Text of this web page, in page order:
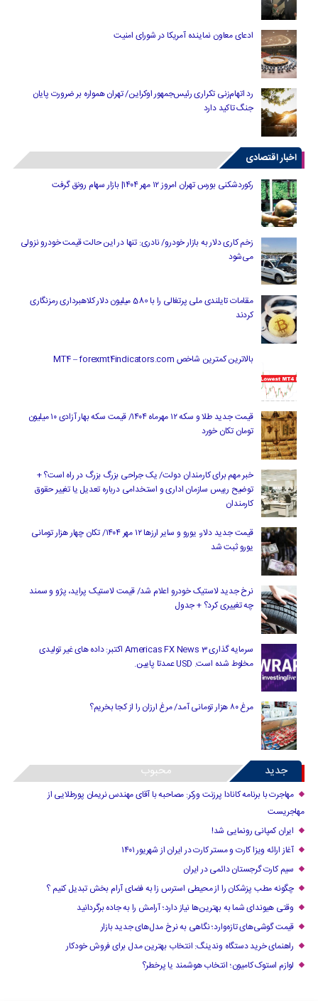
ادعای معاون نماینده آمریکا در شورای امنیت
رد اتهام‌زنی تکراری رئیس‌جمهور اوکراین/ تهران همواره بر ضرورت پایان
جنگ تاکید دارد
اخبار اقتصادی
رکوردشکنی بورس تهران امروز ۱۲ مهر ۱۴۰۴| بازار سهام رونق گرفت
زخم کاری دلار به بازار خودرو/ نادری: تنها در این حالت قیمت خودرو نزولی
می‌شود
مقامات تایلندی ملی پرتغالی را با 580 میلیون دلار کلاهبرداری رمزنگاری
کردند
بالاترین کمترین شاخص MT4 – forexmt4indicators.com
قیمت جدید طلا و سکه ۱۲ مهرماه ۱۴۰۴/ قیمت سکه بهار آزادی ۱۰ میلیون
تومان تکان خورد
خبر مهم برای کارمندان دولت/ یک جراحی بزرگ بزرگ در راه است؟ +
توضیح رییس سازمان اداری و استخدامی درباره تعدیل یا تغییر حقوق
کارمندان
قیمت جدید دلار، یورو و سایر ارزها ۱۲ مهر ۱۴۰۴/ تکان چهار هزار تومانی
یورو ثبت شد
نرخ جدید لاستیک خودرو اعلام شد/ قیمت لاستیک پراید، پژو و سمند
چه تغییری کرد؟ + جدول
سرمایه گذاری Americas FX News 3 اکتبر: داده های غیر تولیدی
مخلوط شده است. USD عمدتا پایین.
مرغ ۸۰ هزار تومانی آمد/ مرغ ارزان را از کجا بخریم؟
جدید محبوب
مهاجرت با برنامه کانادا پرزنت ورکر: مصاحبه با آقای مهندس نریمان پورطلایی از
مهاجریست
ایران کمپانی رونمایی شد!
آغاز ارائه ویزا کارت و مستر کارت در ایران از شهریور ۱۴۰۱
سیم کارت گرجستان دائمی در ایران
چگونه مطب پزشکان را از محیطی استرس زا به فضای آرام بخش تبدیل کنیم ؟
وقتی هیوندای شما به بهترین‌ها نیاز دارد؛ آرامش را به جاده برگردانید
قیمت گوشی‌های تازه‌وارد؛ نگاهی به نرخ مدل‌های جدید بازار
راهنمای خرید دستگاه وندینگ: انتخاب بهترین مدل برای فروش خودکار
لوازم استوک کامیون؛ انتخاب هوشمند یا پرخطر؟